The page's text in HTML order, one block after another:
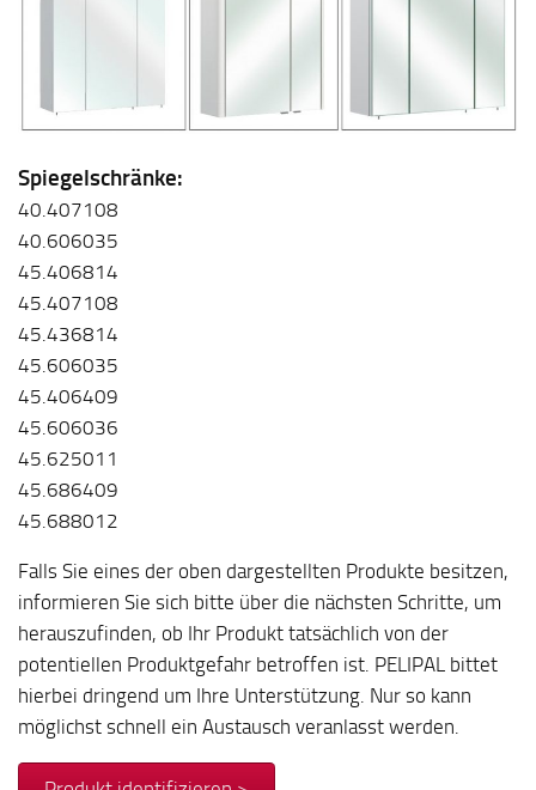
Spiegelschränke:
40.407108
40.606035
45.406814
45.407108
45.436814
45.606035
45.406409
45.606036
45.625011
45.686409
45.688012
Falls Sie eines der oben dargestellten Produkte besitzen,
informieren Sie sich bitte über die nächsten Schritte, um
herauszufinden, ob Ihr Produkt tatsächlich von der
potentiellen Produktgefahr betroffen ist. PELIPAL bittet
hierbei dringend um Ihre Unterstützung. Nur so kann
möglichst schnell ein Austausch veranlasst werden.